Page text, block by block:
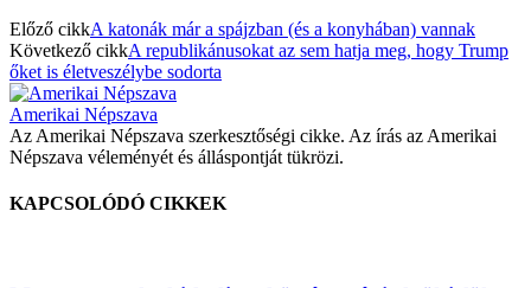
Előző cikkA katonák már a spájzban (és a konyhában) vannak
Következő cikkA republikánusokat az sem hatja meg, hogy Trump
őket is életveszélybe sodorta
Amerikai Népszava
Az Amerikai Népszava szerkesztőségi cikke. Az írás az Amerikai
Népszava véleményét és álláspontját tükrözi.
KAPCSOLÓDÓ CIKKEK